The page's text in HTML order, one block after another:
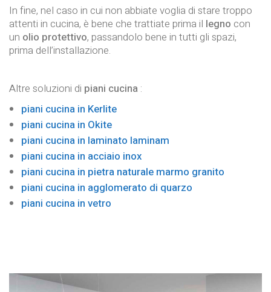
In fine, nel caso in cui non abbiate voglia di stare troppo
attenti in cucina, è bene che trattiate prima il legno con
un olio protettivo, passandolo bene in tutti gli spazi,
prima dell’installazione.
Altre soluzioni di piani cucina :
piani cucina in Kerlite
piani cucina in Okite
piani cucina in laminato laminam
piani cucina in acciaio inox
piani cucina in pietra naturale marmo granito
piani cucina in agglomerato di quarzo
piani cucina in vetro